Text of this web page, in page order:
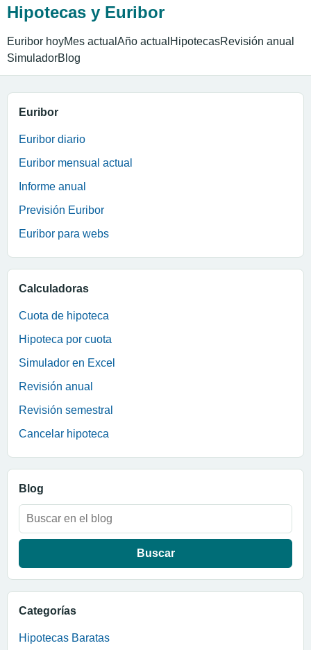
Hipotecas y Euribor
Euribor hoyMes actual Año actual HipotecasRevisión anual
SimuladorBlog
Euribor
Euribor diario
Euribor mensual actual
Informe anual
Previsión Euribor
Euribor para webs
Calculadoras
Cuota de hipoteca
Hipoteca por cuota
Simulador en Excel
Revisión anual
Revisión semestral
Cancelar hipoteca
Blog
Buscar:
Categorías
Hipotecas Baratas